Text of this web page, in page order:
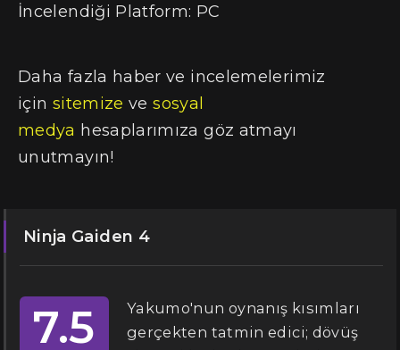
İncelendiği Platform: PC
Daha fazla haber ve incelemelerimiz
için sitemize vesosyal
medya hesaplarımıza göz atmayı
unutmayın!
Ninja Gaiden 4
7.5
Yakumo'nun oynanış kısımları
gerçekten tatmin edici; dövüş